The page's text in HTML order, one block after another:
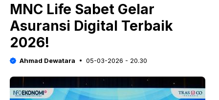
MNC Life Sabet Gelar
Asuransi Digital Terbaik
2026!
Ahmad Dewatara 05-03-2026 - 20.30